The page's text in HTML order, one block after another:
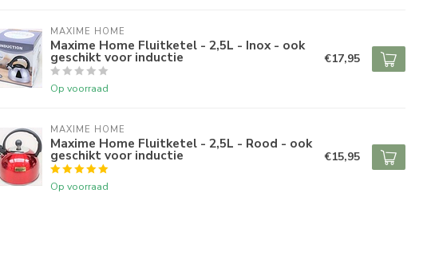
MAXIME HOME
Maxime Home Fluitketel - 2,5L - Inox - ook
geschikt voor inductie
Op voorraad
€17,95
MAXIME HOME
Maxime Home Fluitketel - 2,5L - Rood - ook
geschikt voor inductie
Op voorraad
€15,95